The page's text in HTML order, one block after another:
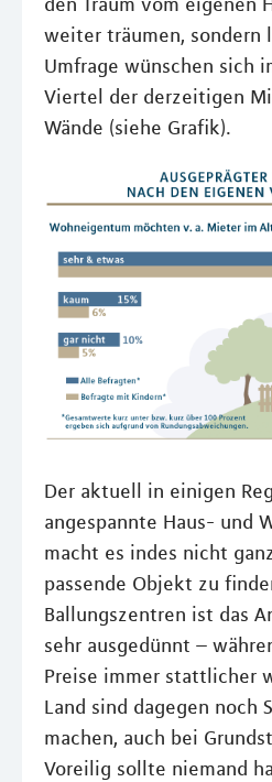
weiter träumen, sondern
Umfrage wünschen sich
Viertel der derzeitigen
Wände (siehe Grafik).
Der aktuell in einigen
angespannte Haus- und
macht es indes nicht
passende Objekt zu
Ballungszentren ist das
sehr ausgedünnt –
Preise immer stattlicher
Land sind dagegen noch
machen, auch bei
Voreilig sollte niemand